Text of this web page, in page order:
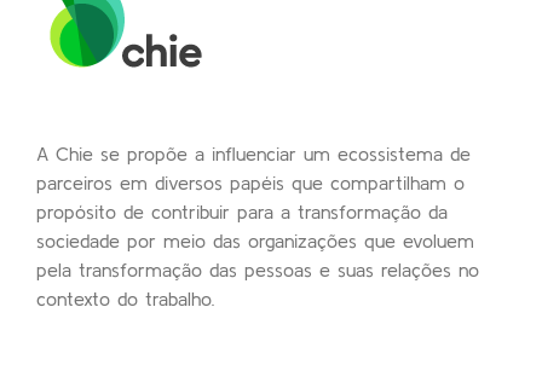
A Chie se propõe a influenciar um ecossistema de
parceiros em diversos papéis que compartilham o
propósito de contribuir para a transformação da
sociedade por meio das organizações que evoluem
pela transformação das pessoas e suas relações no
contexto do trabalho.